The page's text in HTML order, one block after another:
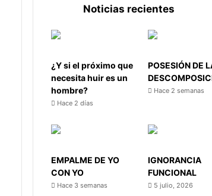
Noticias recientes
¿Y si el próximo que
necesita huir es un
hombre?
Hace 2 días
POSESIÓN DE
Hace 2 semanas
EMPALME DE YO
CON YO
Hace 3 semanas
IGNORANCIA
FUNCIONAL
5 julio, 2026